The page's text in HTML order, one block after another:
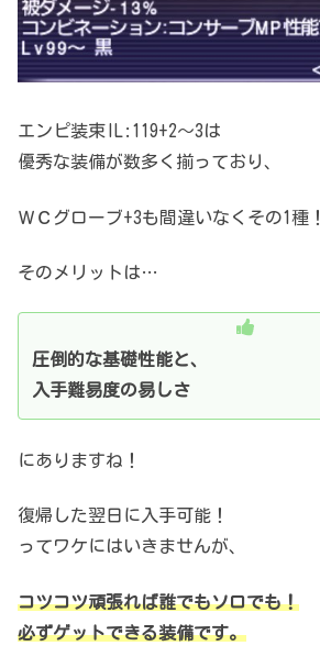
エンピ装束IL:119+2～3は
優秀な装備が数多く揃っており、
ＷＣグローブ+3も間違いなくその1種！
そのメリットは…
圧倒的な基礎性能と、
入手難易度の易しさ
にありますね！
復帰した翌日に入手可能！
ってワケにはいきませんが、
コツコツ頑張れば誰でもソロでも！
必ずゲットできる装備です。